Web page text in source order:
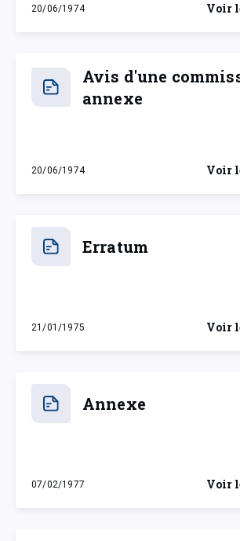
20/06/1974
jeudi 20 juin 1974
Voir
Avis d'une
annexe
20/06/1974
jeudi 20 juin 1974
Voir
Erratum
21/01/1975
mardi 21 janvier 1975
Voir
Annexe
07/02/1977
lundi 7 février 1977
Voir